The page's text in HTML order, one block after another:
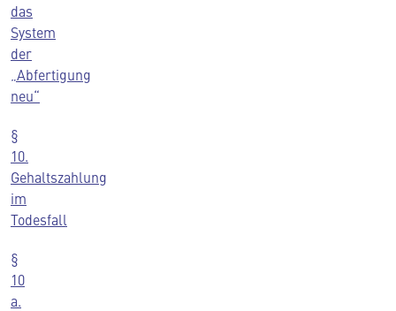
das
System
der
„Abfertigung
neu“
§
10.
Gehaltszahlung
im
Todesfall
§
10
a.